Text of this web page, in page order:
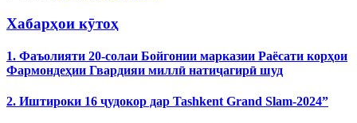
Хабарҳои кӯтоҳ
1. Фаъолияти 20-солаи Бойгонии марказии Раёсати корҳои
Фармондеҳии Гвардияи миллӣ натиҷагирӣ шуд
2. Иштироки 16 ҷудокор дар Tashkent Grand Slam-2024”